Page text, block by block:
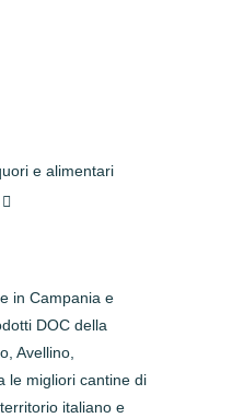
in Campania e
DOC della
Avellino,
le migliori cantine di
italiano e